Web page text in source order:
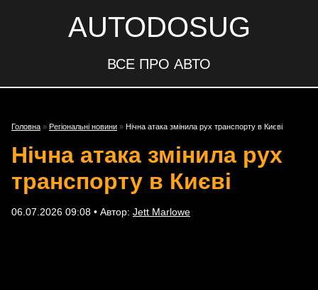
AUTODOSUG
ВСЕ ПРО АВТО
Головна » Регіональні новини » Нічна атака змінила рух транспорту в Києві
Нічна атака змінила рух
транспорту в Києві
06.07.2026 09:08 • Автор: Jett Marlowe